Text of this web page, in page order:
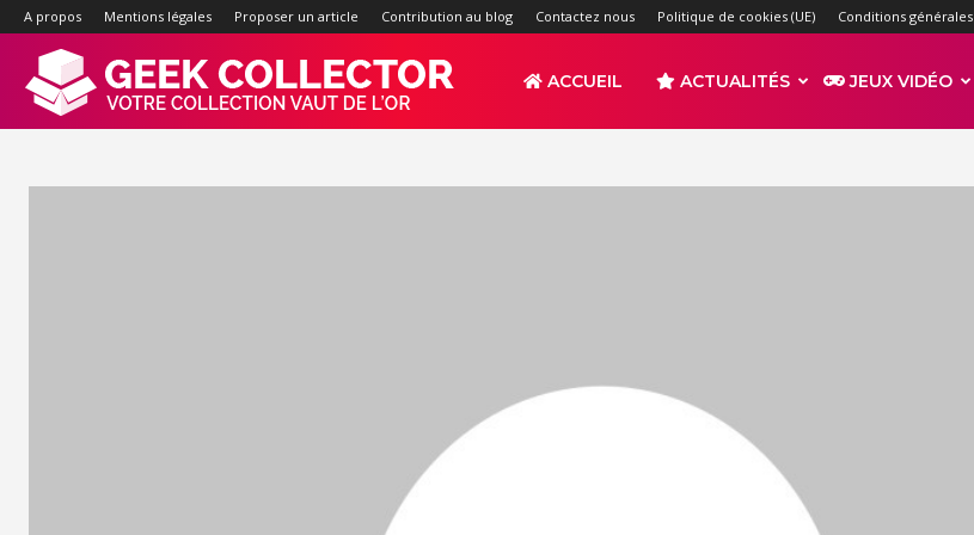
A propos Mentions légales Proposer un article Contribution au blog Contactez nous Politique de cookies (UE) Conditions générales
ACCUEIL ACTUALITÉS JEUX VIDÉO